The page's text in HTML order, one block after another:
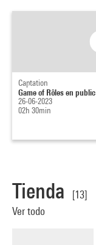
Captation
Game of Rôles en public
26-06-2023
02h 30min
Tienda
[13]
Ver todo